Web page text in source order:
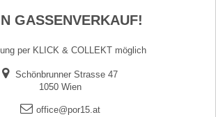
GASSENVERKAUF!
per KLICK & COLLEKT möglich
Schönbrunner Strasse 47
1050 Wien
office@por15.at